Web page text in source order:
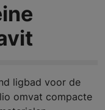
ligbad voor de
omvat compacte